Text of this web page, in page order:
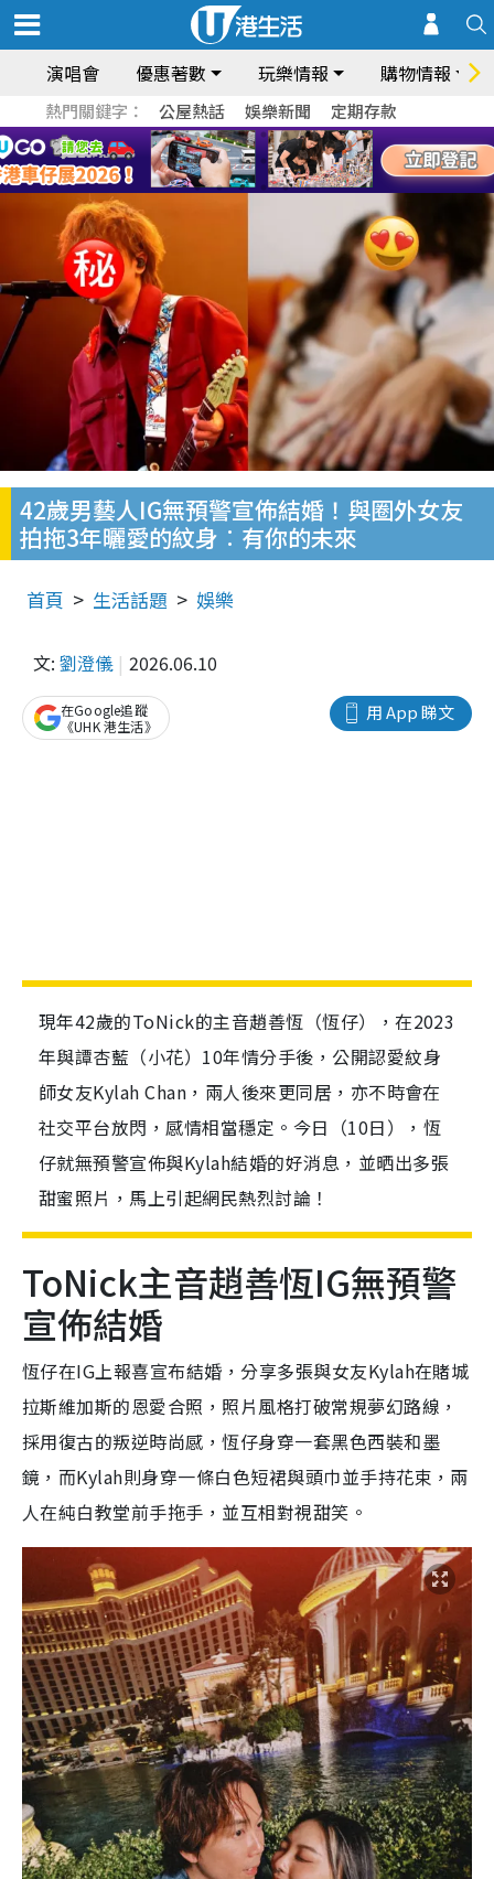
演唱會 優惠著數 玩樂情報 購物情報
熱門關鍵字： 公屋熱話 娛樂新聞 定期存款
42歲男藝人IG無預警宣佈結婚！與圈外女友
拍拖3年曬愛的紋身︰有你的未來
首頁 生活話題 娛樂
文: 劉澄儀 2026.06.10
用 App 睇文
在Google追蹤
《UHK 港生活》
現年42歲的ToNick的主音趙善恆（恆仔），在2023
年與譚杏藍（小花）10年情分手後，公開認愛紋身
師女友Kylah Chan，兩人後來更同居，亦不時會在
社交平台放閃，感情相當穩定。今日（10日），恆
仔就無預警宣佈與Kylah結婚的好消息，並晒出多張
甜蜜照片，馬上引起網民熱烈討論！
ToNick主音趙善恆IG無預警
宣佈結婚
恆仔在IG上報喜宣布結婚，分享多張與女友Kylah在賭城
拉斯維加斯的恩愛合照，照片風格打破常規夢幻路線，
採用復古的叛逆時尚感，恆仔身穿一套黑色西裝和墨
鏡，而Kylah則身穿一條白色短裙與頭巾並手持花束，兩
人在純白教堂前手拖手，並互相對視甜笑。